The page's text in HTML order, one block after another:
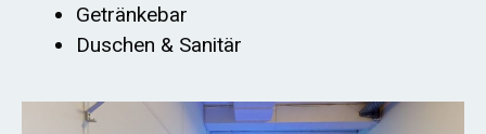
Getränkebar
Duschen & Sanitär